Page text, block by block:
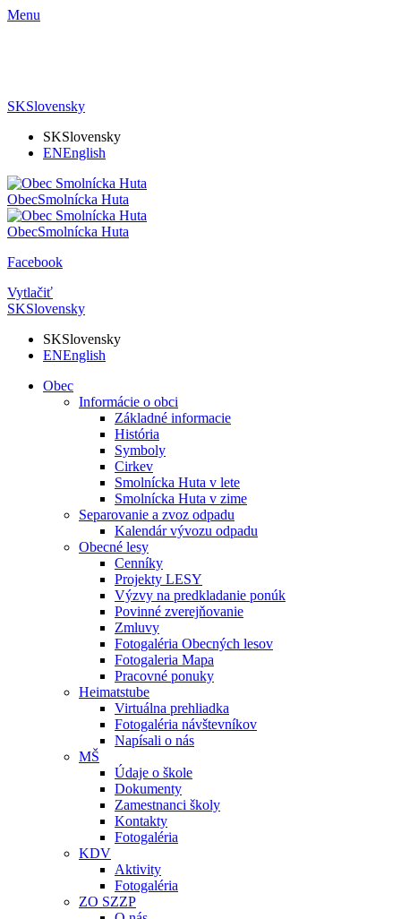
Menu
SKSlovensky
SKSlovensky
ENEnglish
ObecSmolnícka Huta
ObecSmolnícka Huta
Facebook
Vytlačiť
SKSlovensky
SKSlovensky
ENEnglish
Obec
Informácie o obci
Základné informacie
História
Symboly
Cirkev
Smolnícka Huta v lete
Smolnícka Huta v zime
Separovanie a zvoz odpadu
Kalendár vývozu odpadu
Obecné lesy
Cenníky
Projekty LESY
Výzvy na predkladanie ponúk
Povinné zverejňovanie
Zmluvy
Fotogaléria Obecných lesov
Fotogaleria Mapa
Pracovné ponuky
Heimatstube
Virtuálna prehliadka
Fotogaléria návštevníkov
Napísali o nás
MŠ
Údaje o škole
Dokumenty
Zamestnanci školy
Kontakty
Fotogaléria
KDV
Aktivity
Fotogaléria
ZO SZZP